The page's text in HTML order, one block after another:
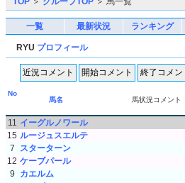
一覧 最新状況 ランキング
RYU プロフィール
No
馬名
馬状況コメント
11 イーグルノワール
15 ルージュスエルテ
7
スターターン
12 ケーブパール
9
カエルム